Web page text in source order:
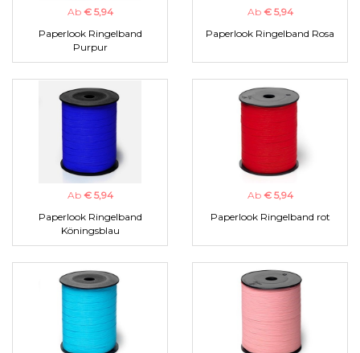
Ab € 5,94
Paperlook Ringelband
Purpur
Ab € 5,94
Paperlook Ringelband Rosa
Ab € 5,94
Paperlook Ringelband
Köningsblau
Ab € 5,94
Paperlook Ringelband rot